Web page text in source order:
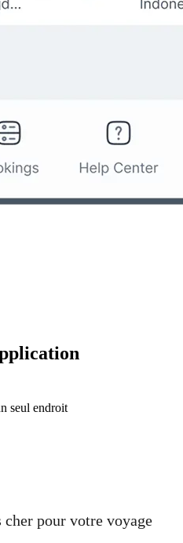
seul endroit
pour votre voyage